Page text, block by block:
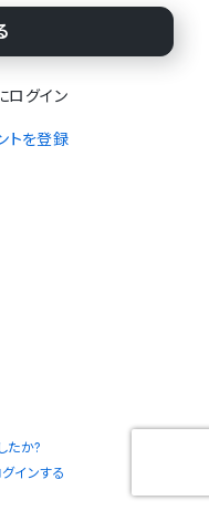
ログイン
トを登録
たか?
インする